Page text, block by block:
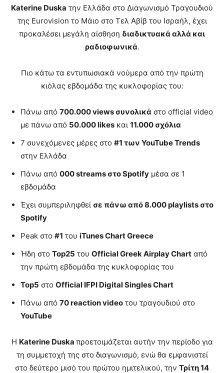
Katerine Duska την Ελλάδα στο Διαγωνισμό Τραγουδιού
της Eurovision το Μάιο στο Τελ Αβίβ του Ισραήλ, έχει
προκαλέσει μεγάλη αίσθηση διαδικτυακά αλλά και
ραδιοφωνικά.
Πιο κάτω τα εντυπωσιακά νούμερα από την πρώτη
κιόλας εβδομάδα της κυκλοφορίας του:
Πάνω από 700.000views συνολικά στο official video
με πάνω από 50.000likes και 11.000 σχόλια
7 συνεχόμενες μέρες στο #1 των YouTube Trends
στην Ελλάδα
Πάνω από 000streams στοSpotify μέσα σε 1
εβδομάδα
Έχει συμπεριληφθεί σε πάνω από 8.000playlists στο
Spotify
Peak στο #1 του iTunes Chart Greece
Ήδη στο Top25 του Official Greek Airplay Chart από
την πρώτη εβδομάδα της κυκλοφορίας του
Top5 στο Official IFPI Digital Singles Chart
Πάνω από 70reaction video του τραγουδιού στο
YouTube
Η Katerine Duska προετοιμάζεται αυτήν την περίοδο για
τη συμμετοχή της στο διαγωνισμό, ενώ θα εμφανιστεί
στο δεύτερο μισό του πρώτου ημιτελικού, την Τρίτη 14